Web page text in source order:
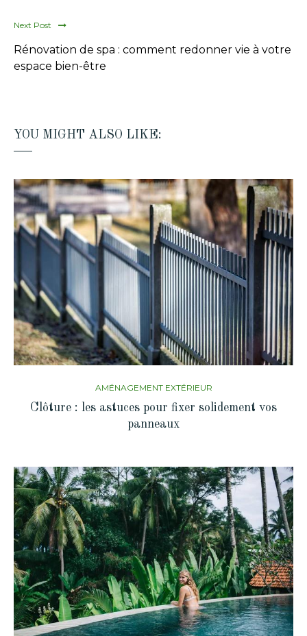
Next Post
Rénovation de spa : comment redonner vie à votre
espace bien-être
YOU MIGHT ALSO LIKE:
AMÉNAGEMENT EXTÉRIEUR
Clôture : les astuces pour fixer solidement vos
panneaux